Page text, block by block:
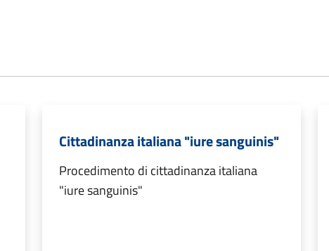
Cittadinanza italiana "iure sanguinis"
Procedimento di cittadinanza italiana
"iure sanguinis"